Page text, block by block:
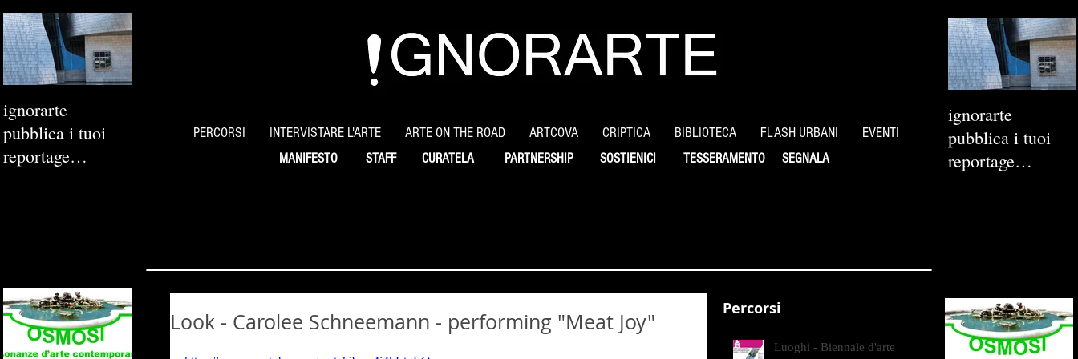
ignorarte
pubblica i tuoi
reportage
PERCORSI INTERVISTARE L'ARTE ARTE ON THE ROAD ARTCOVA CRIPTICA BIBLIOTECA FLASH URBANI EVENTI
MANIFESTO STAFF CURATELA PARTNERSHIP SOSTIENICI SEGNALA
TESSERAMENTO
ignorarte
pubblica i tuoi
reportage
Look - Carolee Schneemann - performing "Meat Joy"
Percorsi
Luoghi - Biennale d'arte